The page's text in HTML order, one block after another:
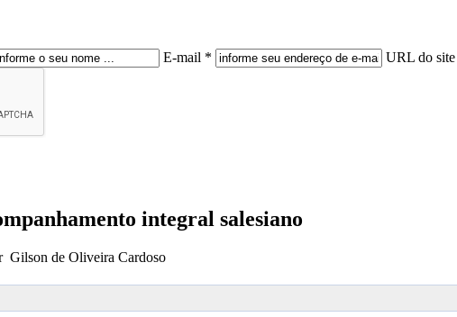
E-mail * URL do site
integral salesiano
Gilson de Oliveira Cardoso